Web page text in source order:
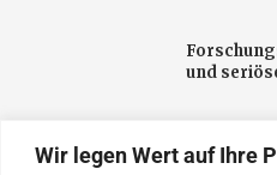
Wir legen Wert auf Ihre
und